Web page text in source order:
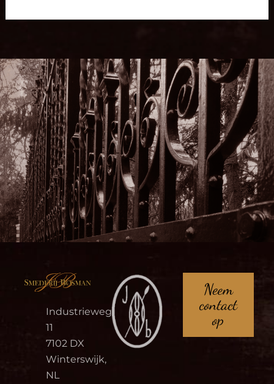
Industrieweg
11
7102 DX
Winterswijk,
NL
Neem
contact
op